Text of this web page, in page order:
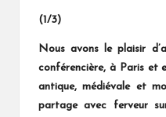
(1/3)
Nous avons le plaisir
conférencière, à Paris et
antique, médiévale et
partage avec ferveur